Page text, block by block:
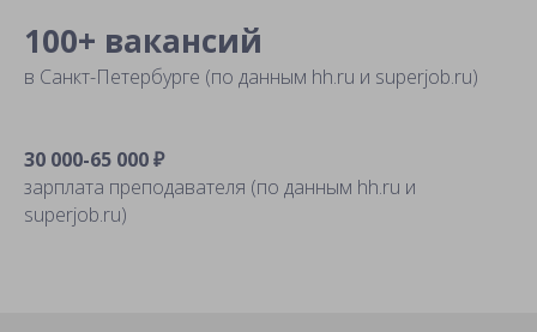
100+ вакансий
в Санкт-Петербурге (по данным hh.ru и superjob.ru)
30 000-65 000 ₽
зарплата преподавателя (по данным hh.ru и
superjob.ru)